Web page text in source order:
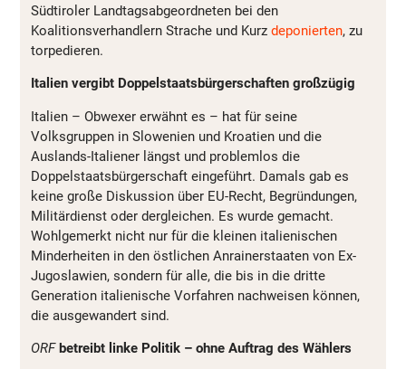
Südtiroler Landtagsabgeordneten bei den
Koalitionsverhandlern Strache und Kurz deponierten, zu
torpedieren.
Italien vergibt Doppelstaatsbürgerschaften großzügig
Italien – Obwexer erwähnt es – hat für seine
Volksgruppen in Slowenien und Kroatien und die
Auslands-Italiener längst und problemlos die
Doppelstaatsbürgerschaft eingeführt. Damals gab es
keine große Diskussion über EU-Recht, Begründungen,
Militärdienst oder dergleichen. Es wurde gemacht.
Wohlgemerkt nicht nur für die kleinen italienischen
Minderheiten in den östlichen Anrainerstaaten von Ex-
Jugoslawien, sondern für alle, die bis in die dritte
Generation italienische Vorfahren nachweisen können,
die ausgewandert sind.
ORFbetreibt linke Politik – ohne Auftrag des Wählers